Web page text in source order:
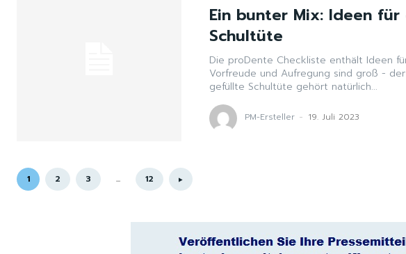
Ein bunter Mix: Ideen
Schultüte
Die proDente Checkliste enthält Ideen
Vorfreude und Aufregung sind groß -
gefüllte Schultüte gehört natürlich...
PM-Ersteller - 19. Juli 2023
1 2 3 ... 12